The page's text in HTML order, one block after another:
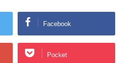
Facebook
Pocket